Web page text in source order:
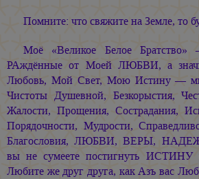
Помните: что свяжите на Земле, то
Моё «Великое Белое
РАждённые от Моей ЛЮБВИ, а
Любовь, Мой Свет, Мою Истину —
Чистоты Душевной, Безкорыстия,
Жалости, Прощения, Сострадания,
Порядочности, Мудрости,
Благословия, ЛЮБВИ, ВЕРЫ,
вы не сумеете постигнуть ИСТИНУ
Любите же друг друга, как Азъ вас